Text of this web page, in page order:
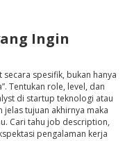
Ingin
spesifik, bukan hanya
Tentukan role, level, dan
di startup teknologi atau
jelas tujuan akhirnya maka
Cari tahu job description,
pengalaman kerja